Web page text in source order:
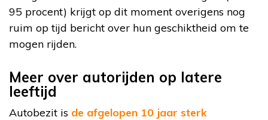
95 procent) krijgt op dit moment overigens nog
ruim op tijd bericht over hun geschiktheid om te
mogen rijden.
Meer over autorijden op latere
leeftijd
Autobezit is de afgelopen 10 jaar sterk